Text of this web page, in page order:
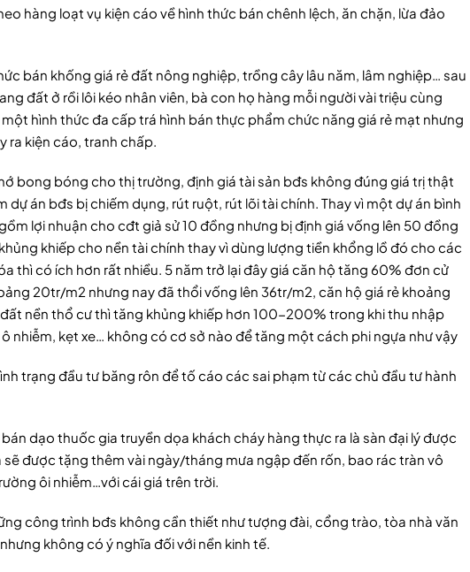
hàng loạt vụ kiện cáo về hình thức bán chênh lệch, ăn chặn, lừa đảo
bán khống giá rẻ đất nông nghiệp, trồng cây lâu năm, lâm nghiệp… sau
đất ở rồi lôi kéo nhân viên, bà con họ hàng mỗi người vài triệu cùng
hình thức đa cấp trá hình bán thực phẩm chức năng giá rẻ mạt nhưng
ra kiện cáo, tranh chấp.
bong bóng cho thị trường, định giá tài sản bđs không đúng giá trị thật
dự án bđs bị chiếm dụng, rút ruột, rút lõi tài chính. Thay vì một dự án bình
lợi nhuận cho cđt giả sử 10 đồng nhưng bị định giá vống lên 50 đồng
khiếp cho nền tài chính thay vì dùng lượng tiền khổng lồ đó cho các
thì có ích hơn rất nhiều. 5 năm trở lại đây giá căn hộ tăng 60% đơn cử
20tr/m2 nhưng nay đã thổi vống lên 36tr/m2, căn hộ giá rẻ khoảng
nền thổ cư thì tăng khủng khiếp hơn 100-200% trong khi thu nhập
nhiễm, kẹt xe… không có cơ sở nào để tăng một cách phi ngựa như vậy
trạng đầu tư băng rôn để tố cáo các sai phạm từ các chủ đầu tư hành
bán dạo thuốc gia truyền dọa khách cháy hàng thực ra là sàn đại lý được
được tặng thêm vài ngày/tháng mưa ngập đến rốn, bao rác tràn vô
ôi nhiễm…với cái giá trên trời.
công trình bđs không cần thiết như tượng đài, cổng trào, tòa nhà văn
không có ý nghĩa đối với nền kinh tế.